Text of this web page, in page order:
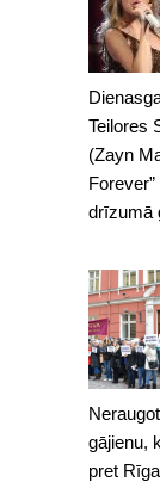
Teilores
(Zayn
drīzumā
gājienu,
pret